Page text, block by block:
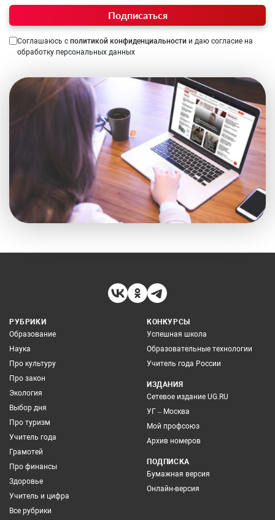
Подписаться
Соглашаюсь с политикой конфиденциальности и даю согласие на
обработку персональных данных
РУБРИКИ
Образование
Наука
Про культуру
Про закон
Экология
Выбор дня
Про туризм
Учитель года
Грамотей
Про финансы
Здоровье
Учитель и цифра
Все рубрики
КОНКУРСЫ
Успешная школа
Образовательные технологии
Учитель года России
ИЗДАНИЯ
Сетевое издание UG.RU
УГ – Москва
Мой профсоюз
Архив номеров
ПОДПИСКА
Бумажная версия
Онлайн-версия